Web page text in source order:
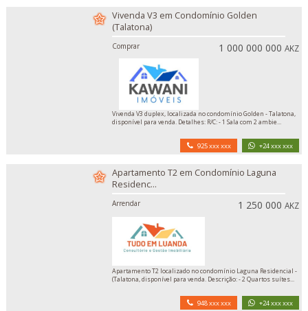
Vivenda V3 em Condomínio Golden
(Talatona)
Comprar 1 000 000 000AKZ
Vivenda V3 duplex, localizada no condomínio Golden - Talatona,
disponível para venda. Detalhes: R/C: - 1 Sala com 2 ambie...
925 xxx xxx +24 xxx xxx
Apartamento T2 em Condomínio Laguna
Residenc...
Arrendar 1 250 000AKZ
Apartamento T2 localizado no condomínio Laguna Residencial -
(Talatona, disponível para venda. Descrição: - 2 Quartos suítes...
948 xxx xxx +24 xxx xxx